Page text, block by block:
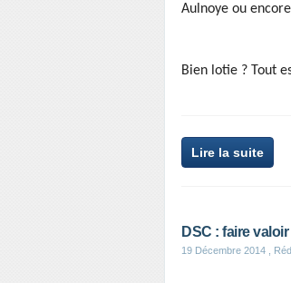
Aulnoye ou
Bien lotie ? Tout
Lire la suite
DSC : faire
19 Décembre 2014 ,